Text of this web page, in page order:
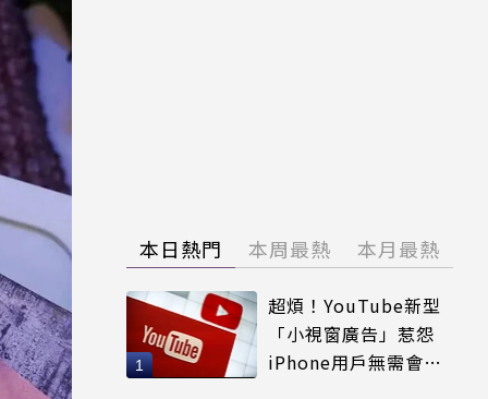
本日熱門 本周最熱 本月最熱
超煩！YouTube新型
「小視窗廣告」惹怨
iPhone用戶無需會員